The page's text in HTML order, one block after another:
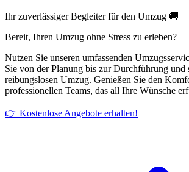
Ihr zuverlässiger Begleiter für den Umzug 🚚
Bereit, Ihren Umzug ohne Stress zu erleben?
Nutzen Sie unseren umfassenden
Sie von der Planung bis zur Durchführung und
reibungslosen Umzug. Genießen Sie den
professionellen Teams, das all Ihre Wünsche
👉 Kostenlose Angebote erhalten!